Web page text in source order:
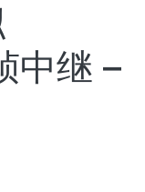
中继 –